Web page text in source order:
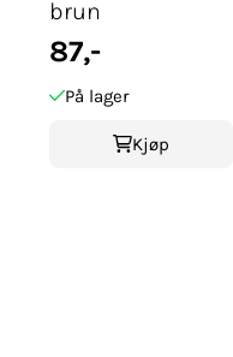
brun
87,-
På lager
Kjøp